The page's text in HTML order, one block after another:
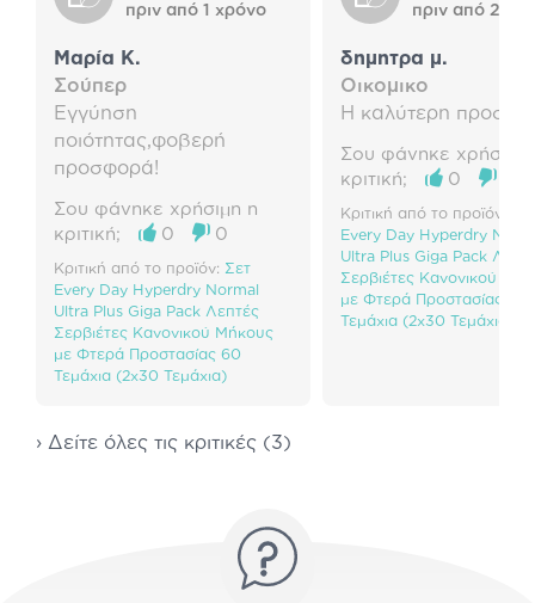
πριν από 1 χρόνο
Μαρία Κ.
Σούπερ
Εγγύηση
ποιότητας,φοβερή
προσφορά!
Σου φάνηκε χρήσιμη η
κριτική;
0 0
Κριτική από το προϊόν: Σετ
Every Day Hyperdry Normal
Ultra Plus Giga Pack Λεπτές
Σερβιέτες Κανονικού Μήκους
με Φτερά Προστασίας 60
Τεμάχια (2x30 Τεμάχια)
πριν από 2
δημητρα μ.
Οικομικο
Η καλύτερη
Σου φάνηκε χρήσιμη
κριτική;
0
Κριτική από το προϊόν:
Every Day Hyperdry
Ultra Plus Giga Pack
Σερβιέτες Κανονικού
με Φτερά Προστασίας 60
Τεμάχια (2x30 Τεμάχια)
› Δείτε όλες τις κριτικές (3)